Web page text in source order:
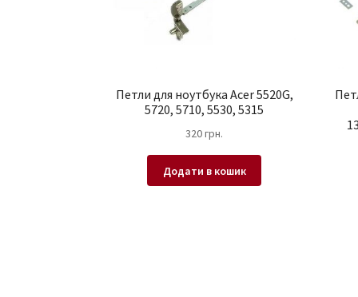
Петли для ноутбука Acer 5520G,
5720, 5710, 5530, 5315
320грн.
Додати в кошик